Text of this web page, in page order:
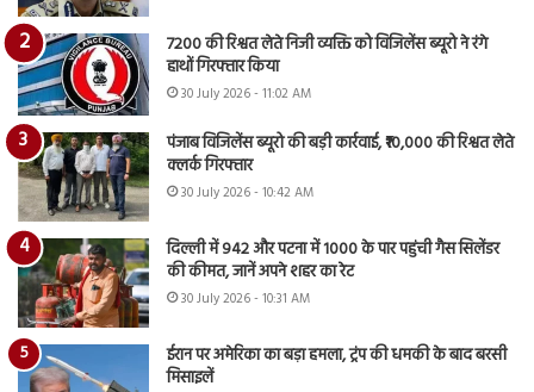
7200 की रिश्वत लेते निजी व्यक्ति को विजिलेंस ब्यूरो ने रंगे
हाथों गिरफ्तार किया
30 July 2026 - 11:02 AM
पंजाब विजिलेंस ब्यूरो की बड़ी कार्रवाई, ₹10,000 की रिश्वत लेते
क्लर्क गिरफ्तार
30 July 2026 - 10:42 AM
दिल्ली में 942 और पटना में 1000 के पार पहुंची गैस सिलेंडर
की कीमत, जानें अपने शहर का रेट
30 July 2026 - 10:31 AM
ईरान पर अमेरिका का बड़ा हमला, ट्रंप की धमकी के बाद बरसी
मिसाइलें